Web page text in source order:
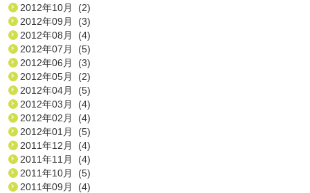
2012年10月 (2)
2012年09月 (3)
2012年08月 (4)
2012年07月 (5)
2012年06月 (3)
2012年05月 (2)
2012年04月 (5)
2012年03月 (4)
2012年02月 (4)
2012年01月 (5)
2011年12月 (4)
2011年11月 (4)
2011年10月 (5)
2011年09月 (4)